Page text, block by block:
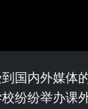
国内外媒体
纷纷举办课